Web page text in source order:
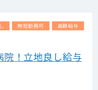
時短勤務可
高額給与
院！立地良し給与